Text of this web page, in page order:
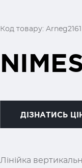
Код товару: Arneg2161
ДІЗНАТИСЬ
Лінійка